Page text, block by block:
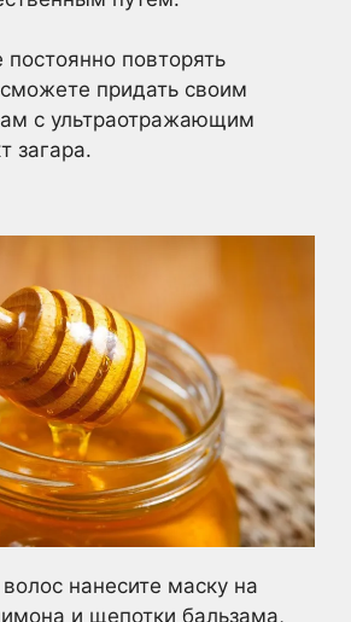
повторять
придать своим
с ультраотражающим
загара.
нанесите маску на
и щепотки бальзама,